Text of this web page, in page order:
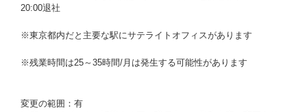
20:00退社
※東京都内だと主要な駅にサテライトオフィスがあります
※残業時間は25～35時間/月は発生する可能性があります
変更の範囲：有